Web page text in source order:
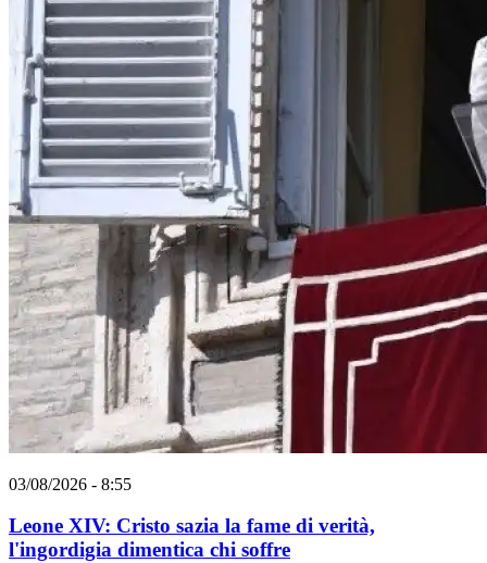
03/08/2026 - 8:55
Leone XIV: Cristo sazia la fame di verità,
l'ingordigia dimentica chi soffre